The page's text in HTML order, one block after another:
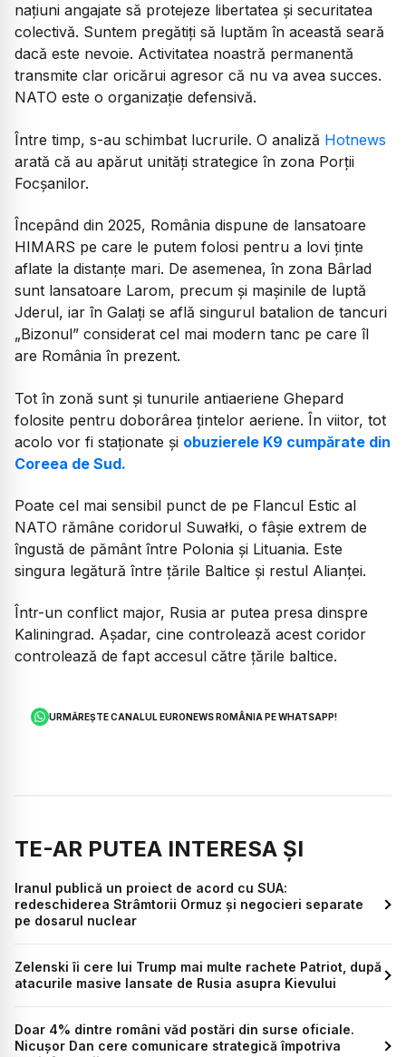
națiuni angajate să protejeze libertatea și securitatea
colectivă. Suntem pregătiți să luptăm în această seară
dacă este nevoie. Activitatea noastră permanentă
transmite clar oricărui agresor că nu va avea succes.
NATO este o organizație defensivă.
Între timp, s-au schimbat lucrurile. O analiză Hotnews
arată că au apărut unități strategice în zona Porții
Focșanilor.
Începând din 2025, România dispune de lansatoare
HIMARS pe care le putem folosi pentru a lovi ținte
aflate la distanțe mari. De asemenea, în zona Bârlad
sunt lansatoare Larom, precum și mașinile de luptă
Jderul, iar în Galați se află singurul batalion de tancuri
„Bizonul” considerat cel mai modern tanc pe care îl
are România în prezent.
Tot în zonă sunt și tunurile antiaeriene Ghepard
folosite pentru doborârea țintelor aeriene. În viitor, tot
acolo vor fi staționate și obuzierele K9 cumpărate din
Coreea de Sud.
Poate cel mai sensibil punct de pe Flancul Estic al
NATO rămâne coridorul Suwałki, o fâșie extrem de
îngustă de pământ între Polonia și Lituania. Este
singura legătură între țările Baltice și restul Alianței.
Într-un conflict major, Rusia ar putea presa dinspre
Kaliningrad. Așadar, cine controlează acest coridor
controlează de fapt accesul către țările baltice.
URMĂREȘTE CANALUL EURONEWS ROMÂNIA PE WHATSAPP!
TE-AR PUTEA INTERESA ȘI
Iranul publică un proiect de acord cu SUA:
redeschiderea Strâmtorii Ormuz și negocieri separate
pe dosarul nuclear
Zelenski îi cere lui Trump mai multe rachete Patriot, după
atacurile masive lansate de Rusia asupra Kievului
Doar 4% dintre români văd postări din surse oficiale.
Nicușor Dan cere comunicare strategică împotriva